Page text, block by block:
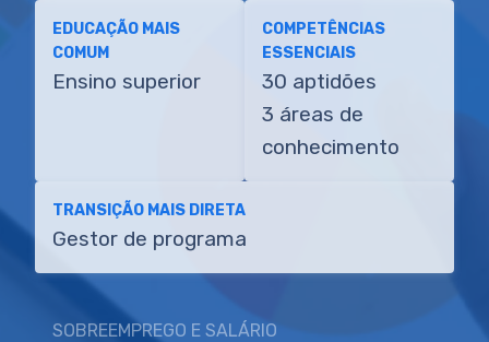
EDUCAÇÃO MAIS
COMUM
Ensino superior
COMPETÊNCIAS
ESSENCIAIS
30 aptidões
3 áreas de
conhecimento
TRANSIÇÃO MAIS DIRETA
Gestor de programa
SOBREEMPREGO E SALÁRIO